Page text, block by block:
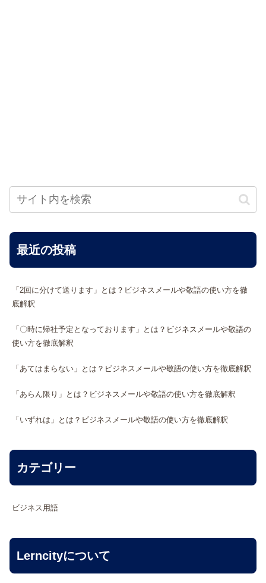
最近の投稿
「2回に分けて送ります」とは？ビジネスメールや敬語の使い方を徹
底解釈
「〇時に帰社予定となっております」とは？ビジネスメールや敬語の
使い方を徹底解釈
「あてはまらない」とは？ビジネスメールや敬語の使い方を徹底解釈
「あらん限り」とは？ビジネスメールや敬語の使い方を徹底解釈
「いずれは」とは？ビジネスメールや敬語の使い方を徹底解釈
カテゴリー
ビジネス用語
Lerncityについて